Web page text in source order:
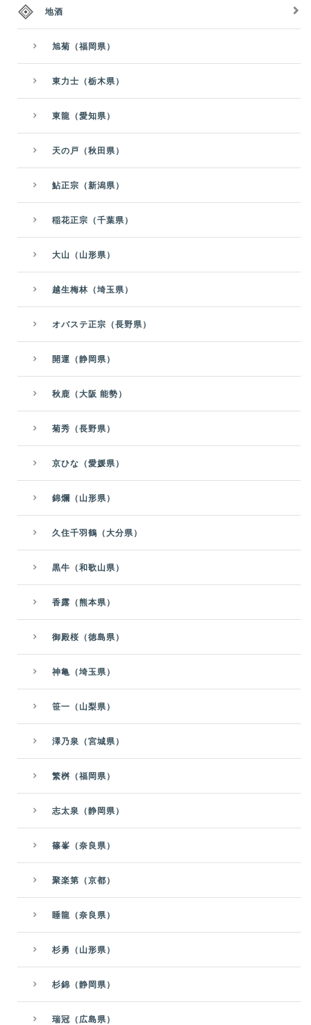
地酒
旭菊（福岡県）
東力士（栃木県）
東龍（愛知県）
天の戸（秋田県）
鮎正宗（新潟県）
稲花正宗（千葉県）
大山（山形県）
越生梅林（埼玉県）
オバステ正宗（長野県）
開運（静岡県）
秋鹿（大阪 能勢）
菊秀（長野県）
京ひな（愛媛県）
錦爛（山形県）
久住千羽鶴（大分県）
黒牛（和歌山県）
香露（熊本県）
御殿桜（徳島県）
神亀（埼玉県）
笹一（山梨県）
澤乃泉（宮城県）
繁桝（福岡県）
志太泉（静岡県）
篠峯（奈良県）
聚楽第（京都）
睡龍（奈良県）
杉勇（山形県）
杉錦（静岡県）
瑞冠（広島県）